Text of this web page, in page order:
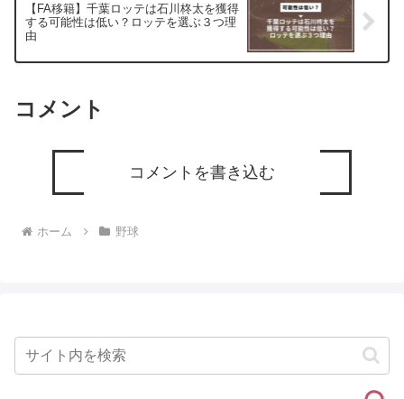
【FA移籍】千葉ロッテは石川柊太を獲得
する可能性は低い？ロッテを選ぶ３つ理
由
コメント
コメントを書き込む
ホーム 野球